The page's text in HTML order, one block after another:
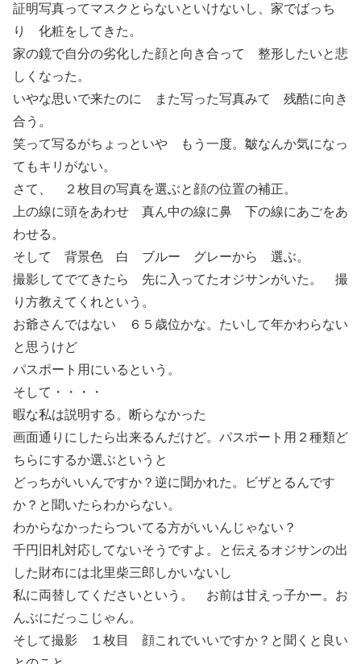
証明写真ってマスクとらないといけないし、家でばっち
り 化粧をしてきた。
家の鏡で自分の劣化した顔と向き合って 整形したいと悲
しくなった。
いやな思いで来たのに また写った写真みて 残酷に向き
合う。
笑って写るがちょっといや もう一度。皺なんか気になっ
てもキリがない。
さて、 ２枚目の写真を選ぶと顔の位置の補正。
上の線に頭をあわせ 真ん中の線に鼻 下の線にあごをあ
わせる。
そして 背景色 白 ブルー グレーから 選ぶ。
撮影してでてきたら 先に入ってたオジサンがいた。 撮
り方教えてくれという。
お爺さんではない ６５歳位かな。たいして年かわらない
と思うけど
パスポート用にいるという。
そして・・・・
暇な私は説明する。断らなかった
画面通りにしたら出来るんだけど。パスポート用２種類ど
ちらにするか選ぶというと
どっちがいいんですか？逆に聞かれた。ビザとるんです
か？と聞いたらわからない。
わからなかったらついてる方がいいんじゃない？
千円旧札対応してないそうですよ。と伝えるオジサンの出
した財布には北里柴三郎しかいないし
私に両替してくださいという。 お前は甘えっ子かー。お
んぶにだっこじゃん。
そして撮影 １枚目 顔これでいいですか？と聞くと良い